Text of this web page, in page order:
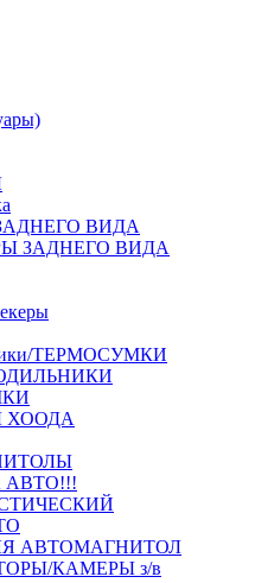
ВИДА
ЗАДНЕГО ВИДА
ТЕРМОСУМКИ
ХООДА
АВТО!!!
АВТОМАГНИТОЛ
КАМЕРЫ з/в